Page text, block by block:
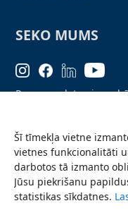
Šī tīmekļa vietne
vietnes funkcionalitāti
darbotos tā izmanto
Jūsu piekrišanu
statistikas sīkdatnes.
SEKO MUMS
Personas datu
Ziņo par problēmu
Pieteikties jaunumiem
Piekļūstamības